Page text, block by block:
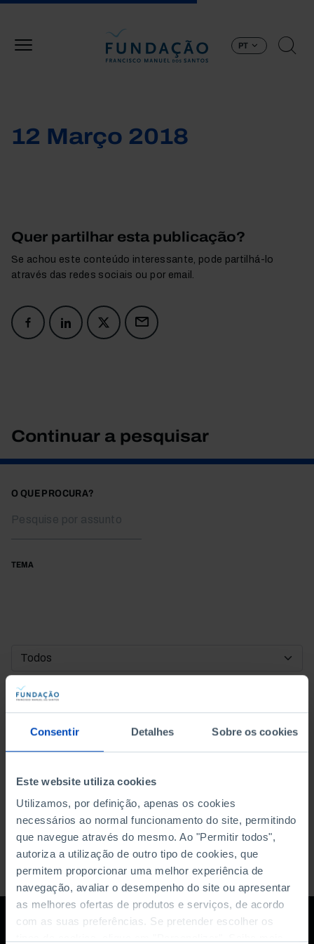
Consentir Detalhes Sobre os cookies
Este website utiliza cookies
Utilizamos, por definição, apenas os cookies
necessários ao normal funcionamento do site, permitindo
que navegue através do mesmo. Ao "Permitir todos",
autoriza a utilização de outro tipo de cookies, que
permitem proporcionar uma melhor experiência de
navegação, avaliar o desempenho do site ou apresentar
as melhores ofertas de produtos e serviços, de acordo
com as suas preferências. Se pretender escolher os
PT
12 Março 2018
Quer partilhar esta publicação?
Se achou este conteúdo interessante, pode partilhá-lo
através das redes sociais ou por email.
Continuar a pesquisar
O QUE PROCURA?
TEMA
DATA DE INÍCIO
DATA DE FIM